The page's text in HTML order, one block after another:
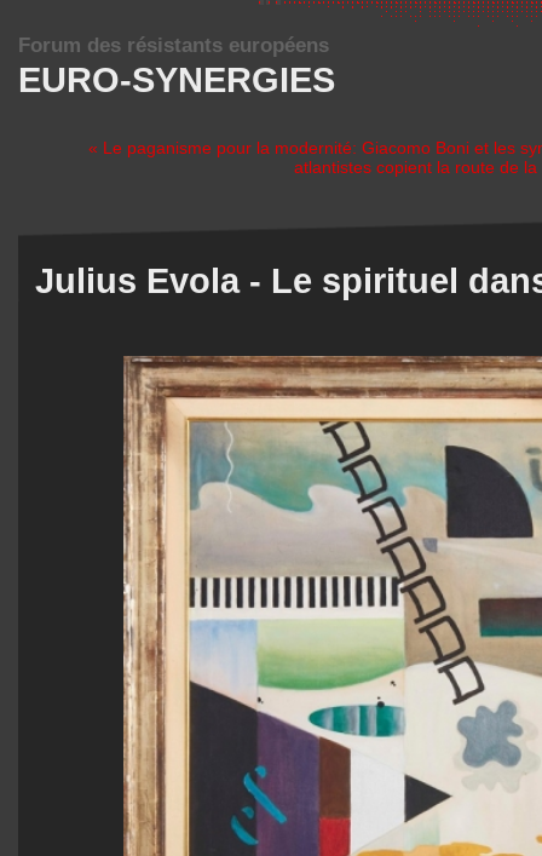
EURO-SYNERGIES
Forum des résistants européens
« Le paganisme pour la modernité: Giacomo Boni et les
atlantistes copient la route de
Julius Evola - Le spirituel